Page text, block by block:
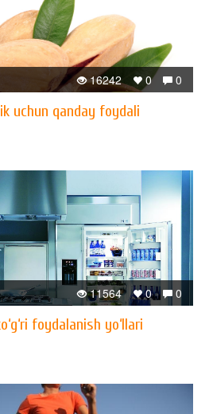
0
0
16242
uchun qanday foydali
0
0
11564
foydalanish yo‘llari